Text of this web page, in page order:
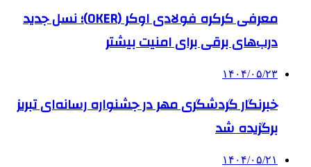
معرفی کرکره فولادی اوکر (OKER)؛ نسل جدید
درب‌های برقی برای امنیت بیشتر
۱۴۰۴/۰۵/۲۳
خبرنگار گردشگری مهر در جشنواره رسانه‌ای تبریز
برگزیده شد
۱۴۰۴/۰۵/۲۱